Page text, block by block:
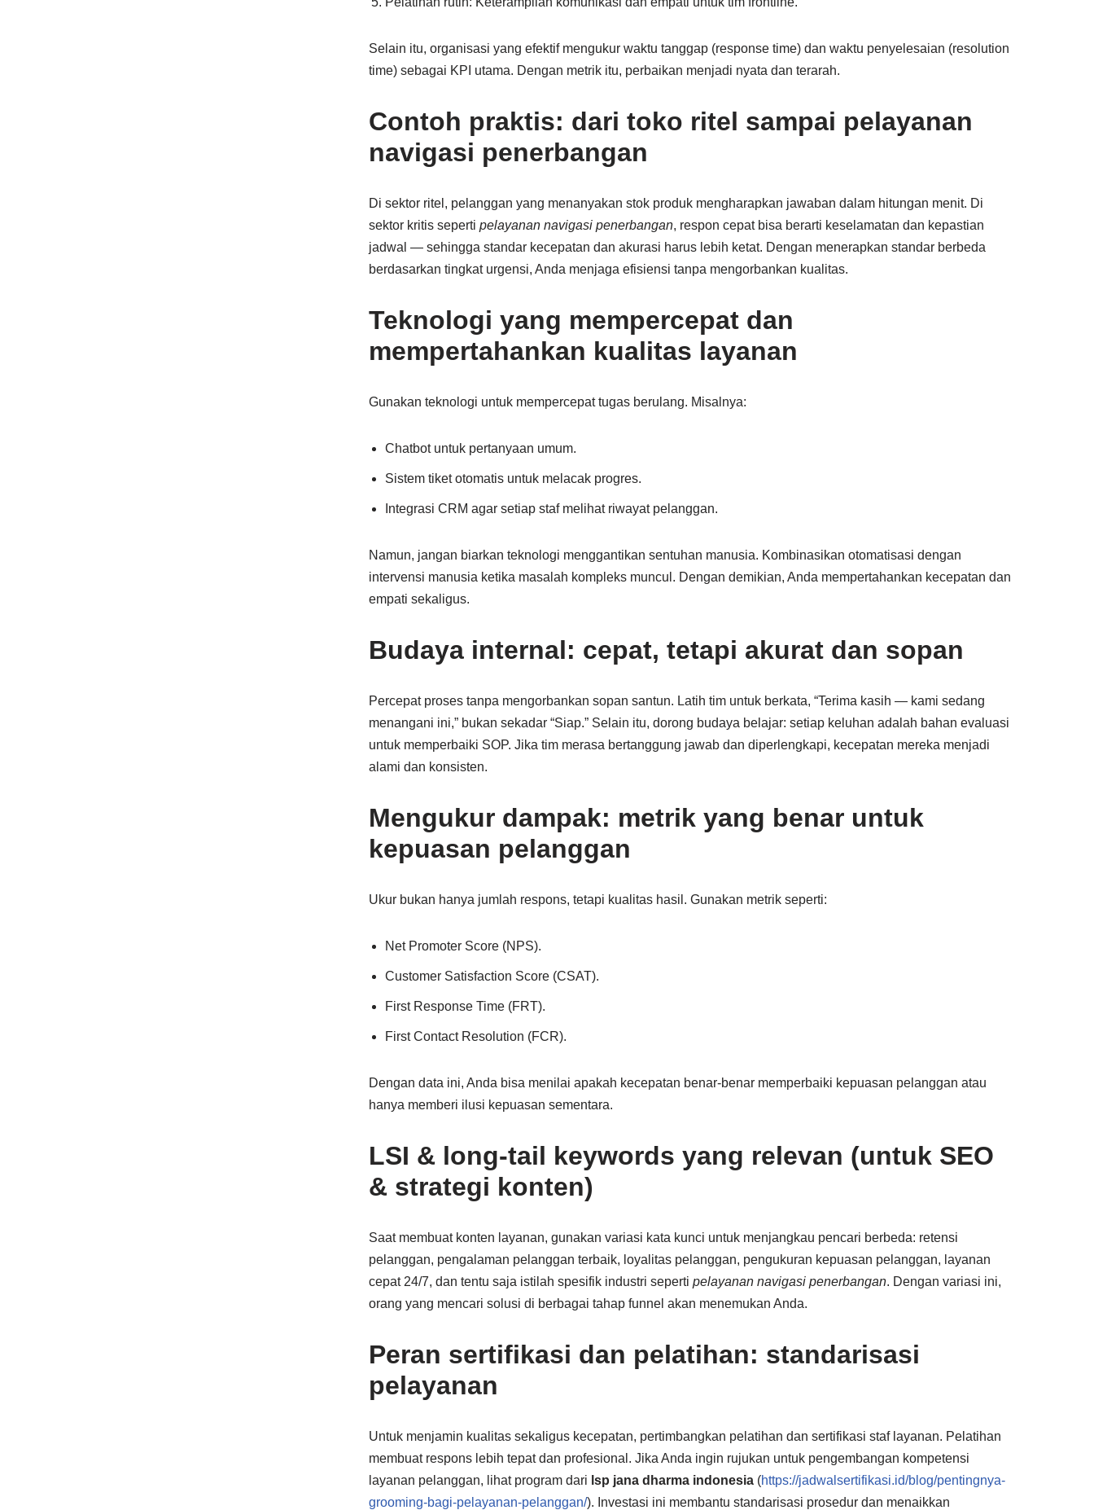
Selain itu, organisasi yang efektif mengukur waktu tanggap (response time) dan waktu penyelesaian (resolution
time) sebagai KPI utama. Dengan metrik itu, perbaikan menjadi nyata dan terarah.
Contoh praktis: dari toko ritel sampai pelayanan
navigasi penerbangan
Di sektor ritel, pelanggan yang menanyakan stok produk mengharapkan jawaban dalam hitungan menit. Di
sektor kritis seperti pelayanan navigasi penerbangan, respon cepat bisa berarti keselamatan dan kepastian
jadwal — sehingga standar kecepatan dan akurasi harus lebih ketat. Dengan menerapkan standar berbeda
berdasarkan tingkat urgensi, Anda menjaga efisiensi tanpa mengorbankan kualitas.
Teknologi yang mempercepat dan
mempertahankan kualitas layanan
Gunakan teknologi untuk mempercepat tugas berulang. Misalnya:
Chatbot untuk pertanyaan umum.
Sistem tiket otomatis untuk melacak progres.
Integrasi CRM agar setiap staf melihat riwayat pelanggan.
Namun, jangan biarkan teknologi menggantikan sentuhan manusia. Kombinasikan otomatisasi dengan
intervensi manusia ketika masalah kompleks muncul. Dengan demikian, Anda mempertahankan kecepatan dan
empati sekaligus.
Budaya internal: cepat, tetapi akurat dan sopan
Percepat proses tanpa mengorbankan sopan santun. Latih tim untuk berkata, “Terima kasih — kami sedang
menangani ini,” bukan sekadar “Siap.” Selain itu, dorong budaya belajar: setiap keluhan adalah bahan evaluasi
untuk memperbaiki SOP. Jika tim merasa bertanggung jawab dan diperlengkapi, kecepatan mereka menjadi
alami dan konsisten.
Mengukur dampak: metrik yang benar untuk
kepuasan pelanggan
Ukur bukan hanya jumlah respons, tetapi kualitas hasil. Gunakan metrik seperti:
Net Promoter Score (NPS).
Customer Satisfaction Score (CSAT).
First Response Time (FRT).
First Contact Resolution (FCR).
Dengan data ini, Anda bisa menilai apakah kecepatan benar-benar memperbaiki kepuasan pelanggan atau
hanya memberi ilusi kepuasan sementara.
LSI & long-tail keywords yang relevan (untuk SEO
& strategi konten)
Saat membuat konten layanan, gunakan variasi kata kunci untuk menjangkau pencari berbeda: retensi
pelanggan, pengalaman pelanggan terbaik, loyalitas pelanggan, pengukuran kepuasan pelanggan, layanan
cepat 24/7, dan tentu saja istilah spesifik industri seperti pelayanan navigasi penerbangan. Dengan variasi ini,
orang yang mencari solusi di berbagai tahap funnel akan menemukan Anda.
Peran sertifikasi dan pelatihan: standarisasi
pelayanan
Untuk menjamin kualitas sekaligus kecepatan, pertimbangkan pelatihan dan sertifikasi staf layanan. Pelatihan
membuat respons lebih tepat dan profesional. Jika Anda ingin rujukan untuk pengembangan kompetensi
layanan pelanggan, lihat program dari lsp jana dharma indonesia (https://jadwalsertifikasi.id/blog/pentingnya-
grooming-bagi-pelayanan-pelanggan/). Investasi ini membantu standarisasi prosedur dan menaikkan